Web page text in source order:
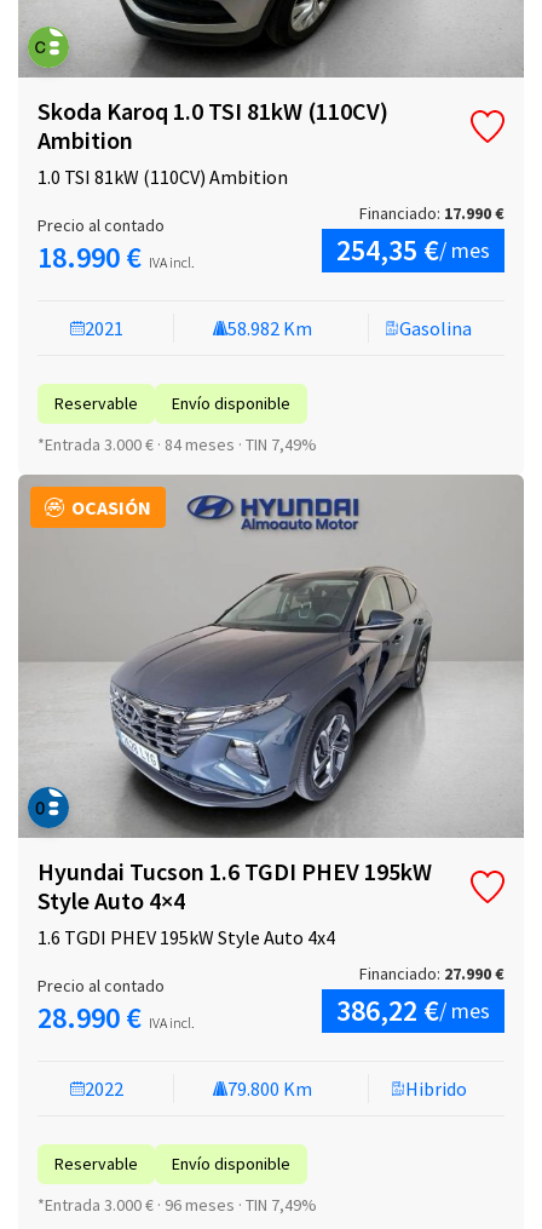
Skoda Karoq 1.0 TSI 81kW (110CV)
Ambition
1.0 TSI 81kW (110CV) Ambition
2021 58.982 Km Gasolina
Reservable
Envío disponible
*Entrada 3.000 € · 84 meses · TIN 7,49%
Precio al contado
18.990 € IVA incl.
Financiado: 17.990 €
254,35 €/ mes
OCASIÓN
Hyundai Tucson 1.6 TGDI PHEV 195kW
Style Auto 4×4
1.6 TGDI PHEV 195kW Style Auto 4x4
2022 79.800 Km Hibrido
Reservable
Envío disponible
*Entrada 3.000 € · 96 meses · TIN 7,49%
Precio al contado
28.990 € IVA incl.
Financiado: 27.990 €
386,22 €/ mes